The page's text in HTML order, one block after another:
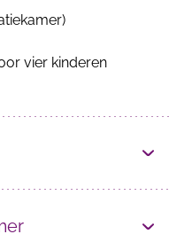
vier kinderen